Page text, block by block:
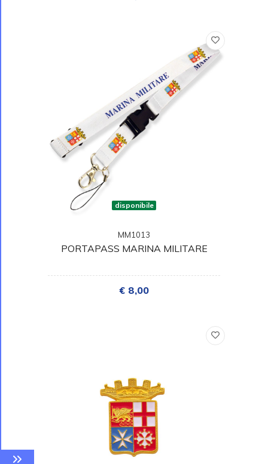
disponibile
MM1013
PORTAPASS MARINA MILITARE
€ 8,00